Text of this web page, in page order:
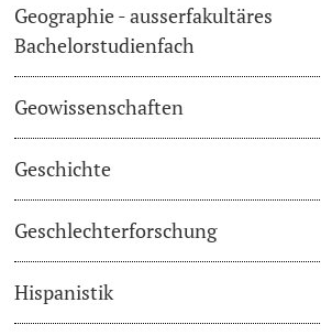
Student Life
Beratung & Support
Studienberatung
Studienfinanzierung
Berufseinstieg & Laufbahnberatung
Geographie - ausserfakultäres
Bachelorstudienfach
Geowissenschaften
Geschichte
Geschlechterforschung
Hispanistik